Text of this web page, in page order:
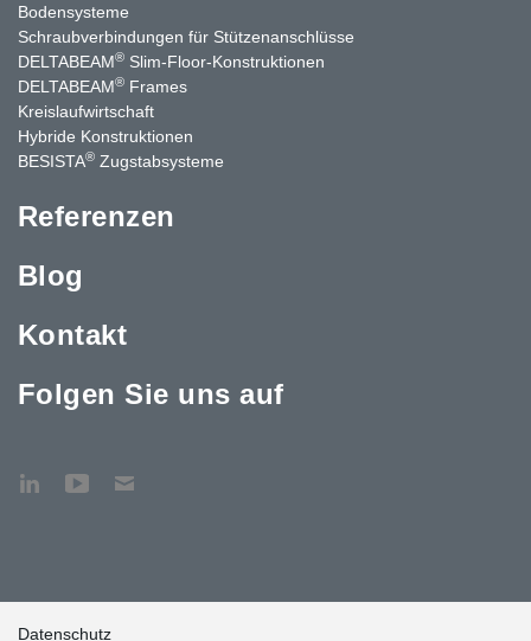
Bodensysteme
Schraubverbindungen für Stützenanschlüsse
DELTABEAM® Slim-Floor-Konstruktionen
DELTABEAM® Frames
Kreislaufwirtschaft
Hybride Konstruktionen
BESISTA® Zugstabsysteme
Referenzen
Blog
Kontakt
Folgen Sie uns auf
Datenschutz